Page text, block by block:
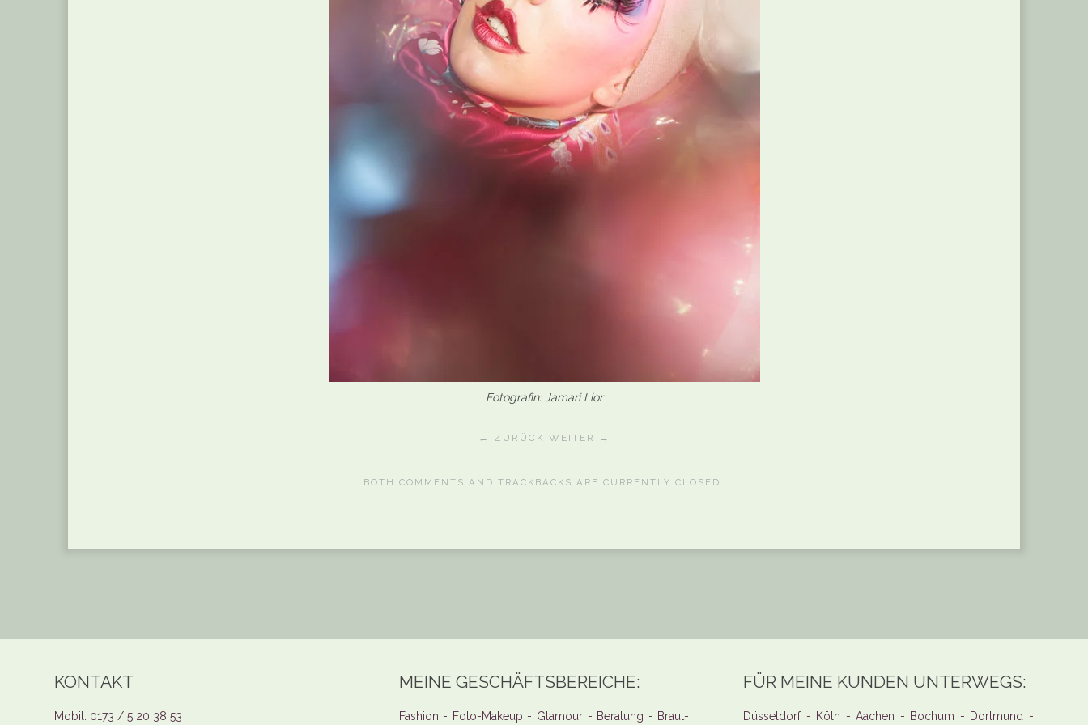
Fotografin: Jamari Lior
← ZURÜCK WEITER →
BOTH COMMENTS AND TRACKBACKS ARE CURRENTLY CLOSED.
KONTAKT
Mobil: 0173 / 5 20 38 53
MEINE GESCHÄFTSBEREICHE:
Fashion - Foto-Makeup - Glamour - Beratung - Braut-
FÜR MEINE KUNDEN UNTERWEGS:
Düsseldorf - Köln - Aachen - Bochum - Dortmund -